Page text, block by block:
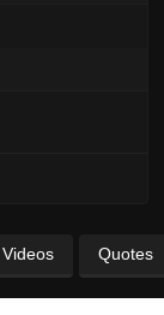
Videos Quotes